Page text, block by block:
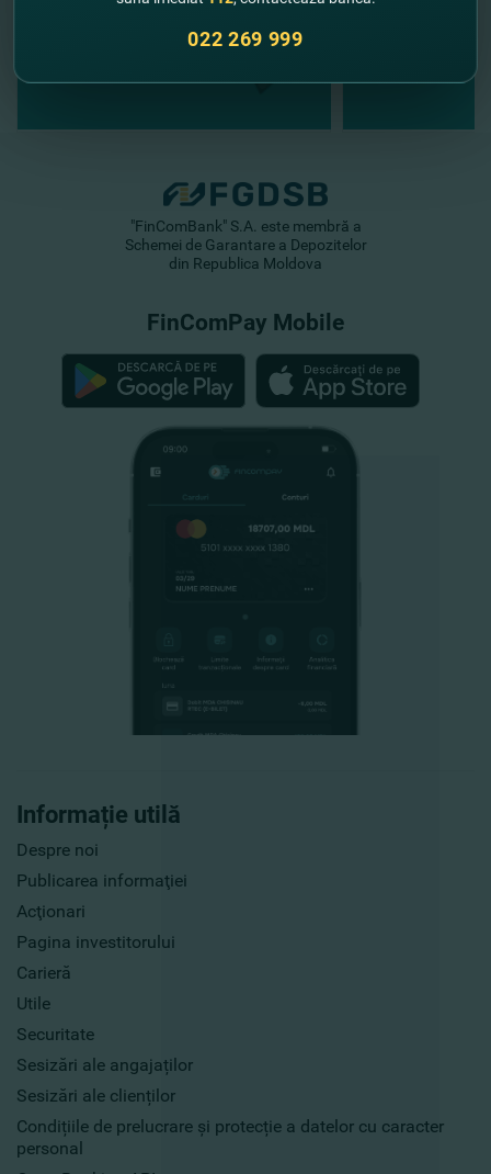
Informație utilă
Despre noi
Publicarea informaţiei
Acţionari
Pagina investitorului
Carieră
Utile
Securitate
Sesizări ale angajaților
Sesizări ale clienților
Condițiile de prelucrare și protecție a datelor cu caracter
personal
"FinComBank" S.A. este membră a
Schemei de Garantare a Depozitelor
din Republica Moldova
FinComPay Mobile
022 269 999